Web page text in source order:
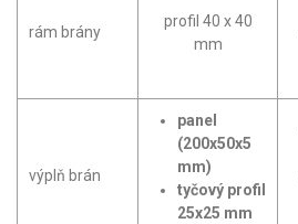
rám brány
profil 40 x 40
mm
výplň brán
panel
(200x50x5
mm)
tyčový profil
25x25 mm